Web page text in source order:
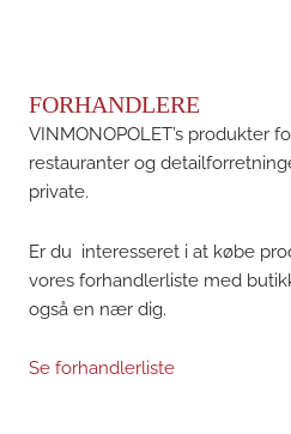
FORHANDLERE
VINMONOPOLET’s produkter
restauranter og
private.
Er du interesseret i at købe
vores forhandlerliste med
også en nær dig.
Se forhandlerliste